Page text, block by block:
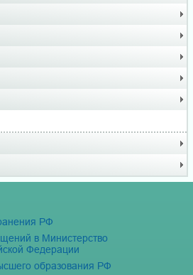
РФ
в Министерство
Федерации
образования РФ